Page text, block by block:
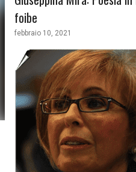
foibe
febbraio 10, 2021